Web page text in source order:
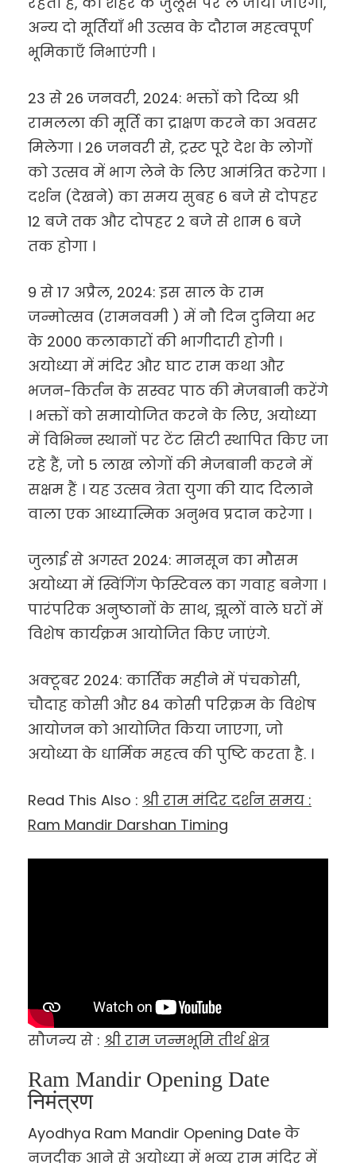
अन्य दो मूर्तियाँ भी उत्सव के दौरान महत्वपूर्ण
भूमिकाएँ निभाएंगी ।
23 से 26 जनवरी, 2024: भक्तों को दिव्य श्री
रामलला की मूर्ति का द्राक्षण करने का अवसर
मिलेगा । 26 जनवरी से, ट्रस्ट पूरे देश के लोगों
को उत्सव में भाग लेने के लिए आमंत्रित करेगा ।
दर्शन (देखने) का समय सुबह 6 बजे से दोपहर
12 बजे तक और दोपहर 2 बजे से शाम 6 बजे
तक होगा ।
9 से 17 अप्रैल, 2024: इस साल के राम
जन्मोत्सव (रामनवमी ) में नौ दिन दुनिया भर
के 2000 कलाकारों की भागीदारी होगी ।
अयोध्या में मंदिर और घाट राम कथा और
भजन-किर्तन के सस्वर पाठ की मेजबानी करेंगे
। भक्तों को समायोजित करने के लिए, अयोध्या
में विभिन्न स्थानों पर टेंट सिटी स्थापित किए जा
रहे हैं, जो 5 लाख लोगों की मेजबानी करने में
सक्षम हैं । यह उत्सव त्रेता युगा की याद दिलाने
वाला एक आध्यात्मिक अनुभव प्रदान करेगा ।
जुलाई से अगस्त 2024: मानसून का मौसम
अयोध्या में स्विंगिंग फेस्टिवल का गवाह बनेगा ।
पारंपरिक अनुष्ठानों के साथ, झूलों वाले घरों में
विशेष कार्यक्रम आयोजित किए जाएंगे.
अक्टूबर 2024: कार्तिक महीने में पंचकोसी,
चौदाह कोसी और 84 कोसी परिक्रम के विशेष
आयोजन को आयोजित किया जाएगा, जो
अयोध्या के धार्मिक महत्व की पुष्टि करता है. ।
Read This Also : श्री राम मंदिर दर्शन समय :
Ram Mandir Darshan Timing
सौजन्य से : श्री राम जन्मभूमि तीर्थ क्षेत्र
Ram Mandir Opening Date
निमंत्रण
Ayodhya Ram Mandir Opening Date के
नजदीक आने से अयोध्या में भव्य राम मंदिर में